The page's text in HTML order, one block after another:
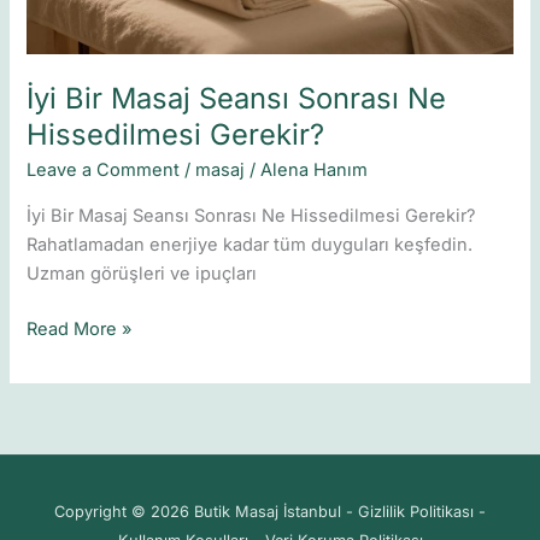
İyi Bir Masaj Seansı Sonrası Ne
Hissedilmesi Gerekir?
Leave a Comment / masaj /Alena Hanım
İyi Bir Masaj Seansı Sonrası Ne Hissedilmesi Gerekir?
Rahatlamadan enerjiye kadar tüm duyguları keşfedin.
Uzman görüşleri ve ipuçları
Read More »
Copyright © 2026 Butik Masaj İstanbul - Gizlilik Politikası -